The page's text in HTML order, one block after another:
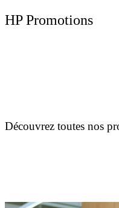
HP Promotions
Découvrez toutes nos